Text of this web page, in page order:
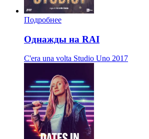
Подробнее
Однажды на RAI
C'era una volta Studio Uno 2017